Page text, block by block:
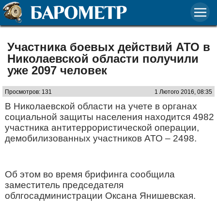
Участника боевых действий АТО в
Николаевской области получили
уже 2097 человек
Просмотров: 131 1 Лютого 2016, 08:35
В Николаевской области на учете в органах
социальной защиты населения находится 4982
участника антитеррористической операции,
демобилизованных участников АТО – 2498.
Об этом во время брифинга сообщила
заместитель председателя
облгосадминистрации Оксана Янишевская.